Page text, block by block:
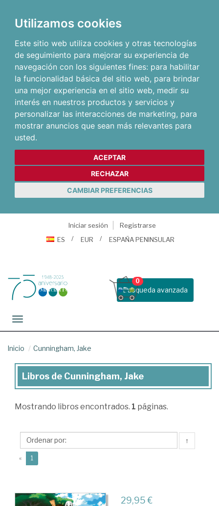
Utilizamos cookies
Este sitio web utiliza cookies y otras tecnologías
de seguimiento para mejorar su experiencia de
navegación con los siguientes fines: para habilitar
la funcionalidad básica del sitio web, para brindar
una mejor experiencia en el sitio web, medir su
interés en nuestros productos y servicios y
personalizar las interacciones de marketing, para
mostrar anuncios que sean más relevantes para
usted.
ACEPTAR
RECHAZAR
CAMBIAR PREFERENCIAS
Iniciar sesión
Registrarse
ES
EUR ESPAÑA PENINSULAR
Busqueda avanzada
0
Toggle navigation
Inicio Cunningham, Jake
Libros
Cunningham,
Libros de Cunningham, Jake
Mostrando libros encontrados. 1 páginas.
↑
« 1
29,95 €